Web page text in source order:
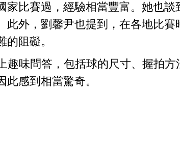
比賽過，經驗相當豐富。她也談
外，劉馨尹也提到，在各地比
阻礙。
味問答，包括球的尺寸、握拍方
感到相當驚奇。